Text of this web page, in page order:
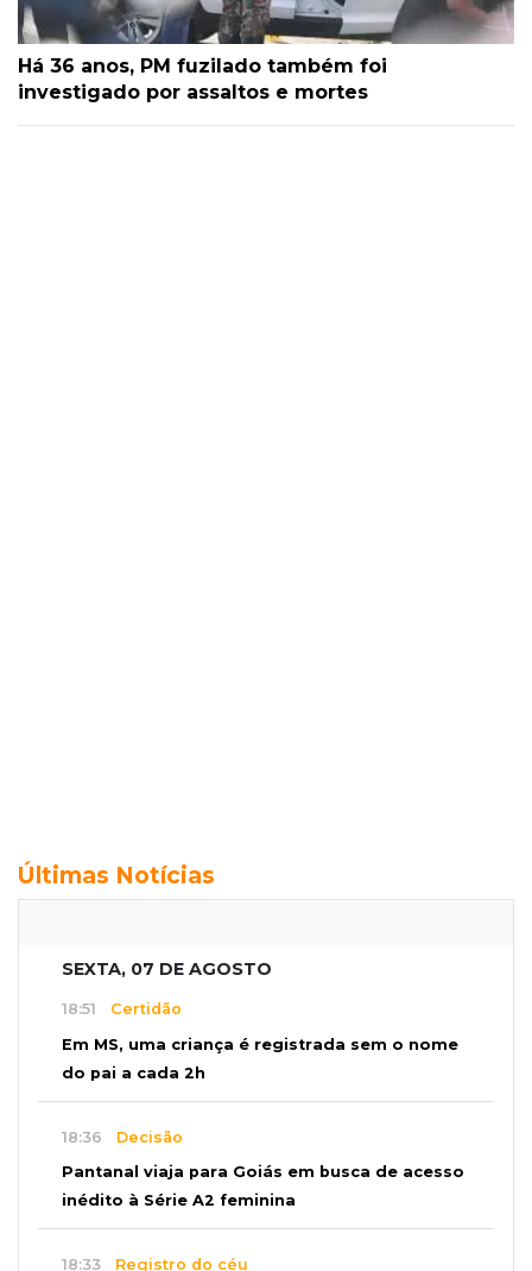
Há 36 anos, PM fuzilado também foi
investigado por assaltos e mortes
Últimas Notícias
SEXTA, 07 DE AGOSTO
18:51 Certidão
Em MS, uma criança é registrada sem o nome
do pai a cada 2h
18:36 Decisão
Pantanal viaja para Goiás em busca de acesso
inédito à Série A2 feminina
18:33 Registro do céu